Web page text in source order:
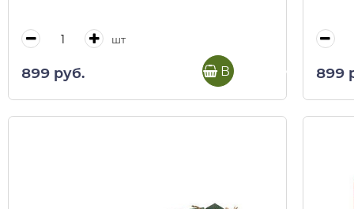
шт
899 руб. В корзину 899